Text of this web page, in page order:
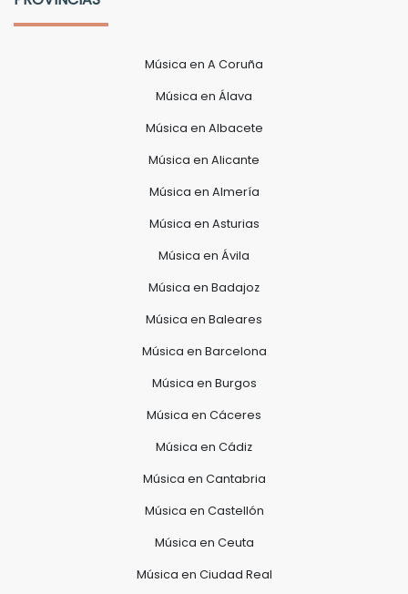
Música en A Coruña
Música en Álava
Música en Albacete
Música en Alicante
Música en Almería
Música en Asturias
Música en Ávila
Música en Badajoz
Música en Baleares
Música en Barcelona
Música en Burgos
Música en Cáceres
Música en Cádiz
Música en Cantabria
Música en Castellón
Música en Ceuta
Música en Ciudad Real